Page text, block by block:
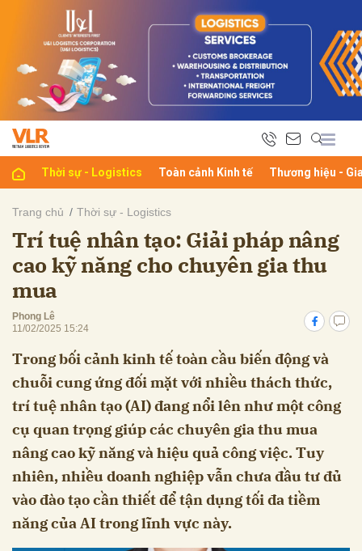
Thời sự - Logistics Toàn cảnh Kinh tế Thương hiệu -
Trang chủ Thời sự - Logistics
Trí tuệ nhân tạo: Giải pháp nâng
cao kỹ năng cho chuyên gia thu
mua
Phong Lê
11/02/2025 15:24
Trong bối cảnh kinh tế toàn cầu biến động và
chuỗi cung ứng đối mặt với nhiều thách thức,
trí tuệ nhân tạo (AI) đang nổi lên như một công
cụ quan trọng giúp các chuyên gia thu mua
nâng cao kỹ năng và hiệu quả công việc. Tuy
nhiên, nhiều doanh nghiệp vẫn chưa đầu tư đủ
vào đào tạo cần thiết để tận dụng tối đa tiềm
năng của AI trong lĩnh vực này.
luận
Hủy